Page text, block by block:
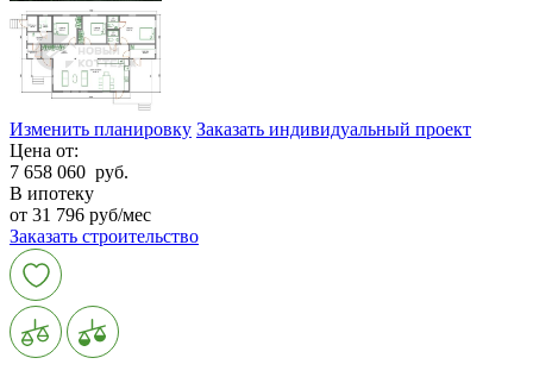
Изменить планировку Заказать индивидуальный проект
Цена от:
7 658 060 руб.
В ипотеку
от 31 796 руб/мес
Заказать строительство